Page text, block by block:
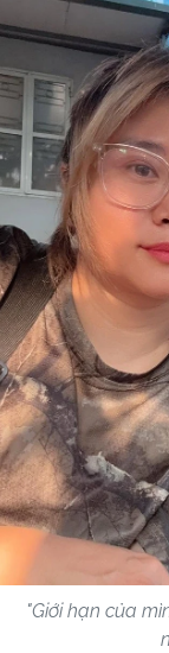
"Giới hạn của